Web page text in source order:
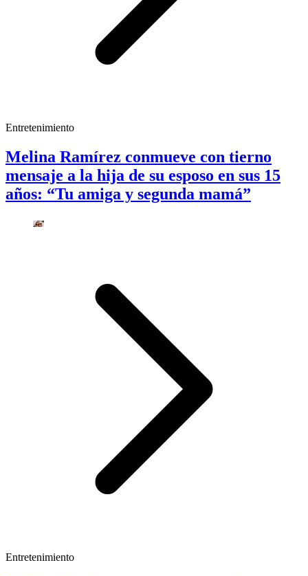
Entretenimiento
Melina Ramírez conmueve con tierno
mensaje a la hija de su esposo en sus 15
años: “Tu amiga y segunda mamá”
Entretenimiento